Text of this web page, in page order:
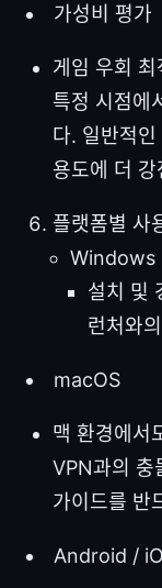
가성비 평가
게임 우회
특정 시점에
다. 일반적
용도에 더
플랫폼별 사
Windows
설치 및
런처와
macOS
맥 환경에서
VPN과의 충
가이드를 반
Android /